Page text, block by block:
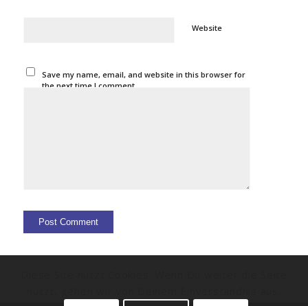
Website
Save my name, email, and website in this browser for
the next time I comment.